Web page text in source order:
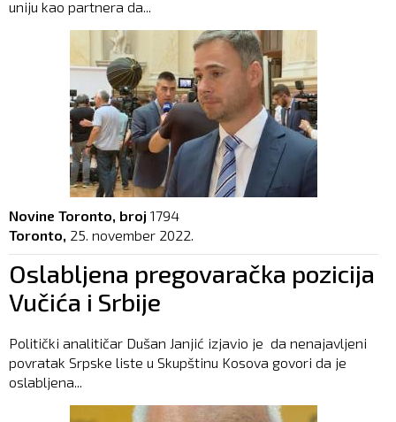
uniju kao partnera da...
Novine Toronto, broj 1794
Toronto, 25. november 2022.
Oslabljena pregovaračka pozicija
Vučića i Srbije
Politički analitičar Dušan Janjić izjavio je da nenajavljeni
povratak Srpske liste u Skupštinu Kosova govori da je
oslabljena...